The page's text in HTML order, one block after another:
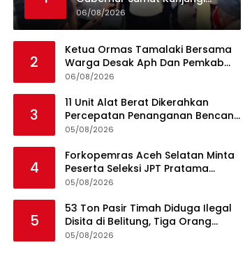
UPTD Puskesmas Lahewa
06/08/2026
2
Ketua Ormas Tamalaki Bersama
Warga Desak Aph Dan Pemkab
Konsel Tangkap Pelaku Angkut
PT KAP Melintas Jalan Umum
06/08/2026
3
11 Unit Alat Berat Dikerahkan
Percepatan Penanganan Bencana
di Kelurahan Sipange Kecamatan
05/08/2026
4
Forkopemras Aceh Selatan Minta
Peserta Seleksi JPT Pratama
Andalkan Kompetensi dan
05/08/2026
5
53 Ton Pasir Timah Diduga Ilegal
Disita di Belitung, Tiga Orang
Diamankan, Dua Masih Diburu
05/08/2026